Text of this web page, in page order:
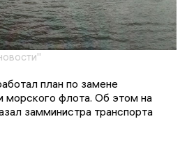
план по замене
морского флота. Об этом на
замминистра транспорта